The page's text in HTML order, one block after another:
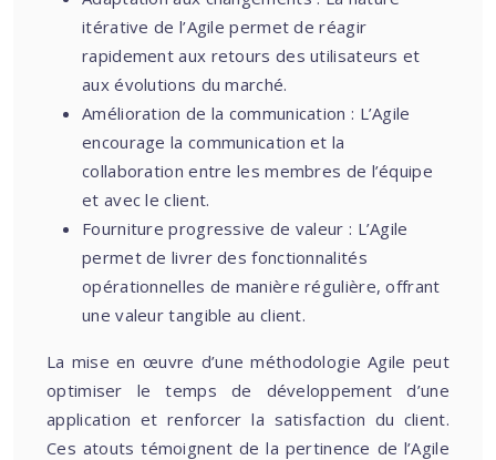
itérative de l’Agile permet de réagir
rapidement aux retours des utilisateurs et
aux évolutions du marché.
Amélioration de la communication : L’Agile
encourage la communication et la
collaboration entre les membres de l’équipe
et avec le client.
Fourniture progressive de valeur : L’Agile
permet de livrer des fonctionnalités
opérationnelles de manière régulière, offrant
une valeur tangible au client.
La mise en œuvre d’une méthodologie Agile peut
optimiser le temps de développement d’une
application et renforcer la satisfaction du client.
Ces atouts témoignent de la pertinence de l’Agile